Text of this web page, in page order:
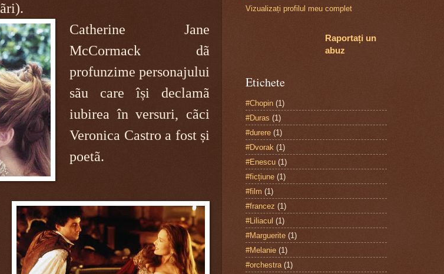
Catherine Jane
McCormack dã
profunzime personajului
sãu care își declamã
iubirea în versuri, cãci
Veronica Castro a fost și
poetã.
Vizualizați profilul meu complet
Raportați un
abuz
Etichete
#Chopin (1)
#Duras (1)
#durere (1)
#Dvorak (1)
#Enescu (1)
#ficțiune (1)
#film (1)
#francez (1)
#Liliacul (1)
#Marguerite (1)
#Melanie (1)
#orchestra (1)